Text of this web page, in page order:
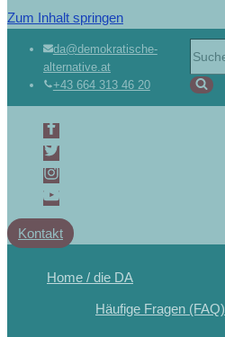
Zum Inhalt springen
da@demokratische-
alternative.at
+43 664 313 46 20
Kontakt
Home / die DA
Häufige Fragen (FAQ)